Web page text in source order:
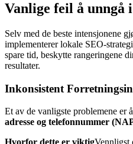
Vanlige feil å unngå
Selv med de beste intensjonene
implementerer lokale SEO-
spare tid, beskytte rangeringene
resultater.
Inkonsistent
Et av de vanligste problemene er
adresse og telefonnummer